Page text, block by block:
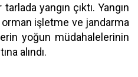
yangın çıktı. Yangın
işletme ve jandarma
yoğun müdahalelerinin
alındı.